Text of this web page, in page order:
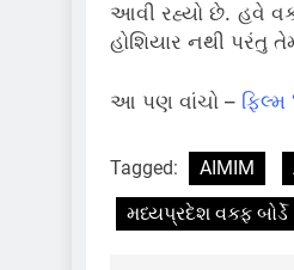
આવી રહ્યો છે. હવે
હોશિયાર નથી પરંતુ
આ પણ વાંચો – ફિલ્મ
Tagged: AIMIM
મધ્યપ્રદેશ વક્ફ બોર્ડે